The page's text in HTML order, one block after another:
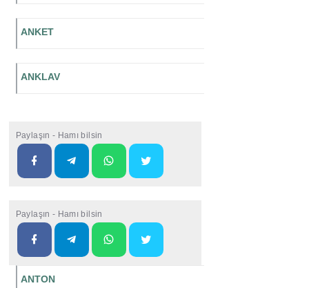
ANKET
ANKLAV
Paylaşın - Hamı bilsin
Paylaşın - Hamı bilsin
ANTON